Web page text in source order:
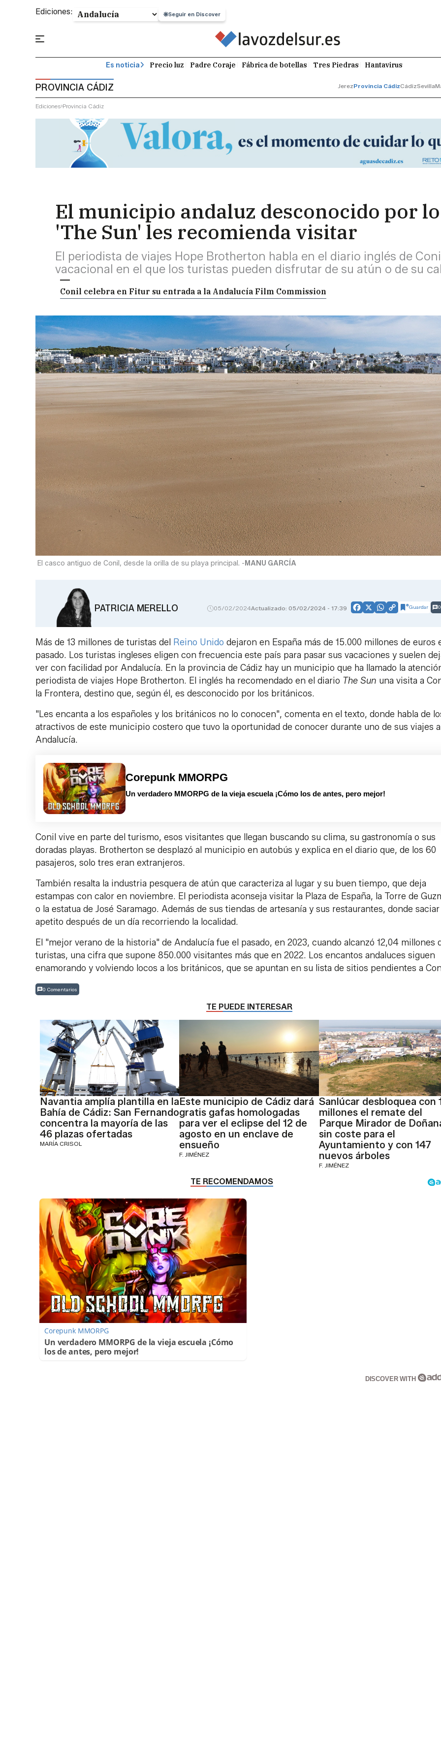
Ediciones: Seguir en Discover
Es noticia Precio luz Padre Coraje Fábrica de botellas Tres Piedras Hantavirus
PROVINCIA CÁDIZ JerezProvincia CádizCádizSevilla
Ediciones Provincia Cádiz
El municipio andaluz desconocido por
'The Sun' les recomienda visitar
El periodista de viajes Hope Brotherton habla en el diario inglés de
vacacional en el que los turistas pueden disfrutar de su atún o de su
Conil celebra en Fitur su entrada a la Andalucía Film Commission
El casco antiguo de Conil, desde la orilla de su playa principal. - MANU GARCÍA
PATRICIA MERELLO 05/02/2024Actualizado: 05/02/2024 - 17:39 Facebook
X WhatsApp
CopyGuardar 0
Más de 13 millones de turistas del Reino Unido dejaron en España más de 15.000 millones de euros
pasado. Los turistas ingleses eligen con frecuencia este país para pasar sus vacaciones y suelen
ver con facilidad por Andalucía. En la provincia de Cádiz hay un municipio que ha llamado la
periodista de viajes Hope Brotherton. El inglés ha recomendado en el diario The Sun una visita a
la Frontera, destino que, según él, es desconocido por los británicos.
"Les encanta a los españoles y los británicos no lo conocen", comenta en el texto, donde habla de
atractivos de este municipio costero que tuvo la oportunidad de conocer durante uno de sus viajes a
Andalucía.
Corepunk MMORPG
Un verdadero MMORPG de la vieja escuela ¡Cómo los de antes, pero mejor!
Conil vive en parte del turismo, esos visitantes que llegan buscando su clima, su gastronomía o sus
doradas playas. Brotherton se desplazó al municipio en autobús y explica en el diario que, de los 60
pasajeros, solo tres eran extranjeros.
También resalta la industria pesquera de atún que caracteriza al lugar y su buen tiempo, que deja
estampas con calor en noviembre. El periodista aconseja visitar la Plaza de España, la Torre de
o la estatua de José Saramago. Además de sus tiendas de artesanía y sus restaurantes, donde
apetito después de un día recorriendo la localidad.
El "mejor verano de la historia" de Andalucía fue el pasado, en 2023, cuando alcanzó 12,04 millones
turistas, una cifra que supone 850.000 visitantes más que en 2022. Los encantos andaluces siguen
enamorando y volviendo locos a los británicos, que se apuntan en su lista de sitios pendientes a
0 Comentarios
TE PUEDE INTERESAR
Navantia amplía plantilla en la
Bahía de Cádiz: San Fernando
concentra la mayoría de las
46 plazas ofertadas
MARÍA CRISOL
Este municipio de Cádiz dará
gratis gafas homologadas
para ver el eclipse del 12 de
agosto en un enclave de
ensueño
F. JIMÉNEZ
Sanlúcar desbloquea con
millones el remate del
Parque Mirador de
sin coste para el
Ayuntamiento y con 147
nuevos árboles
F. JIMÉNEZ
Corepunk MMORPG
Un verdadero MMORPG de la vieja escuela ¡Cómo
los de antes, pero mejor!
DISCOVER WITH